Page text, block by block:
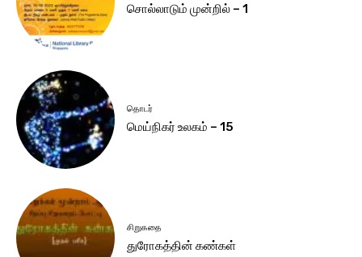
சொல்லாடும் முன்றில் – 1
தொடர்
மெய்நிகர் உலகம் – 15
சிறுகதை
துரோகத்தின் கண்கள்